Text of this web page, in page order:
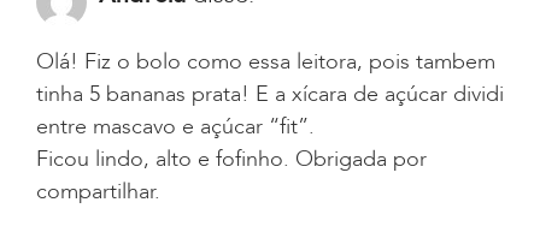
Olá! Fiz o bolo como essa leitora, pois tambem
tinha 5 bananas prata! E a xícara de açúcar dividi
entre mascavo e açúcar “fit”.
Ficou lindo, alto e fofinho. Obrigada por
compartilhar.